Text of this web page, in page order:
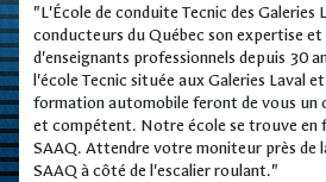
"L'École de conduite Tecnic des
conducteurs du Québec son expertise et
d'enseignants professionnels depuis 30
l'école Tecnic située aux Galeries Laval
formation automobile feront de vous un
et compétent. Notre école se trouve en
SAAQ. Attendre votre moniteur près de
SAAQ à côté de l'escalier roulant."